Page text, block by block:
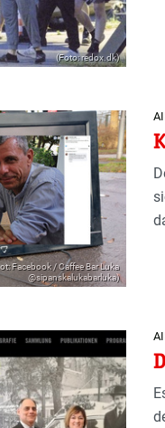
(Foto: redox.dk)
Facebook / Caffee Bar Luka
@sipanskalukabarluka)